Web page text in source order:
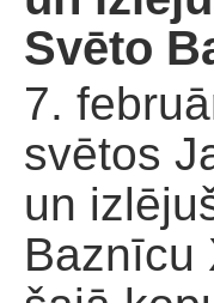
Palīdzība
Svēto
7.
svētos
un
Baznīcu